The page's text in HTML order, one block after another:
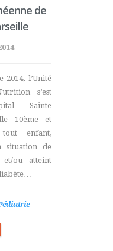
de
2014, l’Unité
s’est
Sainte
10ème et
enfant,
situation de
et/ou atteint